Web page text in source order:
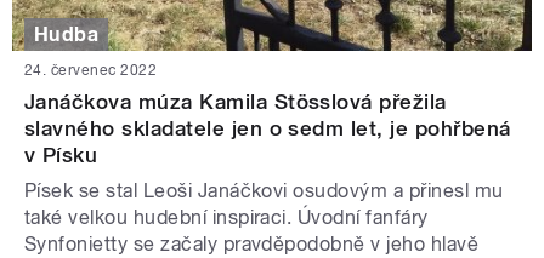
Hudba
24. červenec 2022
Janáčkova múza Kamila Stösslová přežila
slavného skladatele jen o sedm let, je pohřbená
v Písku
Písek se stal Leoši Janáčkovi osudovým a přinesl mu
také velkou hudební inspiraci. Úvodní fanfáry
Synfonietty se začaly pravděpodobně v jeho hlavě